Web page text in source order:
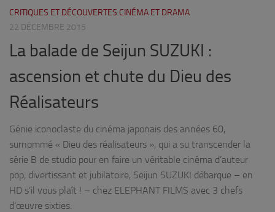
CRITIQUES ET DÉCOUVERTES CINÉMA ET DRAMA
22 DÉCEMBRE 2015
La balade de Seijun SUZUKI :
ascension et chute du Dieu des
Réalisateurs
Génie iconoclaste du cinéma japonais des années 60,
surnommé « Dieu des réalisateurs », qui a su transcender la
série B de studio pour en faire un véritable cinéma d’auteur
pop, divertissant et jubilatoire, Seijun SUZUKI débarque – en
HD s’il vous plaît ! – chez ELEPHANT FILMS avec 3 chefs
d’œuvre sixties.